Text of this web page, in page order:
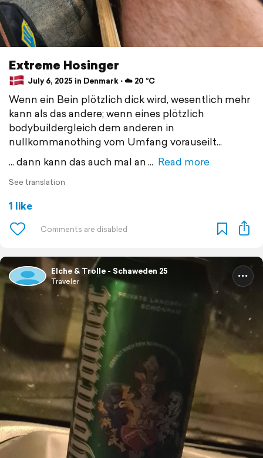
Extreme Hosinger
July 6, 2025 in Denmark ⋅ ☁️ 20 °C
Wenn ein Bein plötzlich dick wird, wesentlich mehr
kann als das andere; wenn eines plötzlich
bodybuildergleich dem anderen in
nullkommanothing vom Umfang vorauseilt...
... dann kann das auch mal an
Read more
See translation
1 like
Elche & Trolle - Schaweden 25
Traveler